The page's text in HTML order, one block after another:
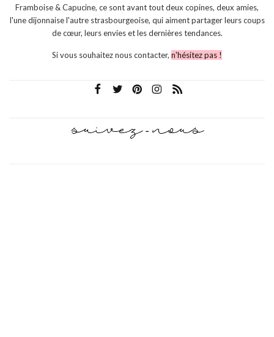
Framboise & Capucine, ce sont avant tout deux copines, deux amies,
l'une dijonnaise l'autre strasbourgeoise, qui aiment partager leurs coups
de cœur, leurs envies et les dernières tendances.
Si vous souhaitez nous contacter, n'hésitez pas !